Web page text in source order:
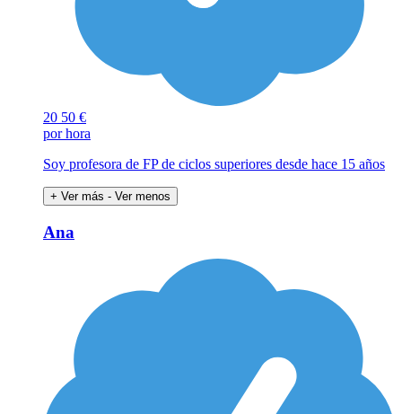
20 50 €
por hora
Soy profesora de FP de ciclos superiores desde hace 15 años
+ Ver más - Ver menos
Ana